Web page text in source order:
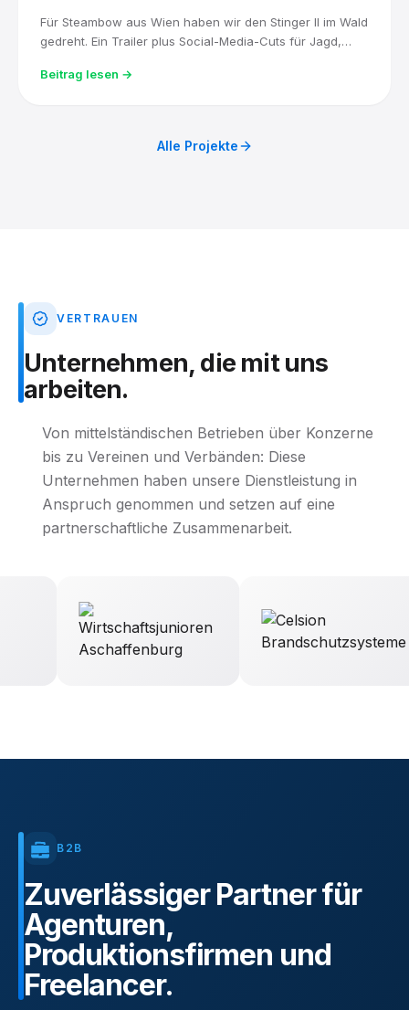
Für Steambow aus Wien haben wir den Stinger II im Wald
gedreht. Ein Trailer plus Social-Media-Cuts für Jagd,
Beitrag lesen →
Alle Projekte
VERTRAUEN
Unternehmen, die mit uns
arbeiten.
Von mittelständischen Betrieben über Konzerne
bis zu Vereinen und Verbänden: Diese
Unternehmen haben unsere Dienstleistung in
Anspruch genommen und setzen auf eine
partnerschaftliche Zusammenarbeit.
B2B
Zuverlässiger Partnerfür
Agenturen,
Produktionsfirmen und
Freelancer.